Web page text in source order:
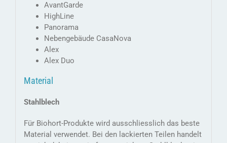
AvantGarde
HighLine
Panorama
Nebengebäude CasaNova
Alex
Alex Duo
Material
Stahlblech
Für Biohort-Produkte wird ausschliesslich das beste
Material verwendet. Bei den lackierten Teilen handelt